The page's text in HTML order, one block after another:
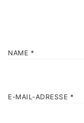
NAME *
E-MAIL-ADRESSE *